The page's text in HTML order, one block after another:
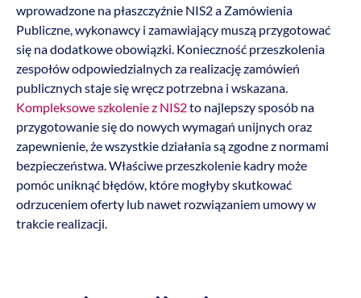
wprowadzone na płaszczyźnie NIS2 a Zamówienia
Publiczne, wykonawcy i zamawiający muszą przygotować
się na dodatkowe obowiązki. Konieczność przeszkolenia
zespołów odpowiedzialnych za realizację zamówień
publicznych staje się wręcz potrzebna i wskazana.
Kompleksowe szkolenie z NIS2to najlepszy sposób na
przygotowanie się do nowych wymagań unijnych oraz
zapewnienie, że wszystkie działania są zgodne z normami
bezpieczeństwa. Właściwe przeszkolenie kadry może
pomóc uniknąć błędów, które mogłyby skutkować
odrzuceniem oferty lub nawet rozwiązaniem umowy w
trakcie realizacji.